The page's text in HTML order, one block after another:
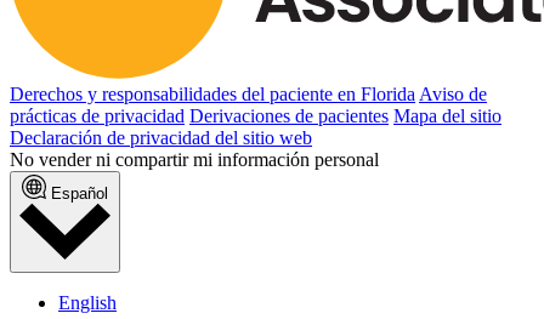
Derechos y responsabilidades del paciente en Florida Aviso de
prácticas de privacidad Derivaciones de pacientes Mapa del sitio
Declaración de privacidad del sitio web
No vender ni compartir mi información personal
Español
English